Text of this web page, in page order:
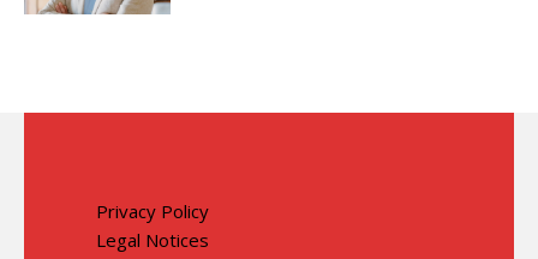
Privacy Policy
Legal Notices